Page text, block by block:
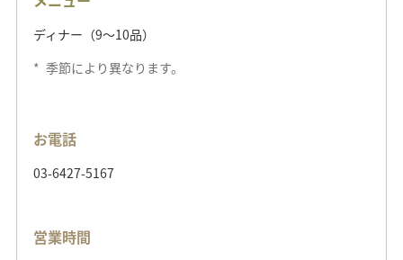
ディナー（9～10品）
* 季節により異なります。
お電話
03-6427-5167
営業時間